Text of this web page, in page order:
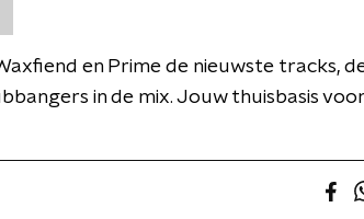
en Prime de nieuwste tracks,
in de mix. Jouw thuisbasis